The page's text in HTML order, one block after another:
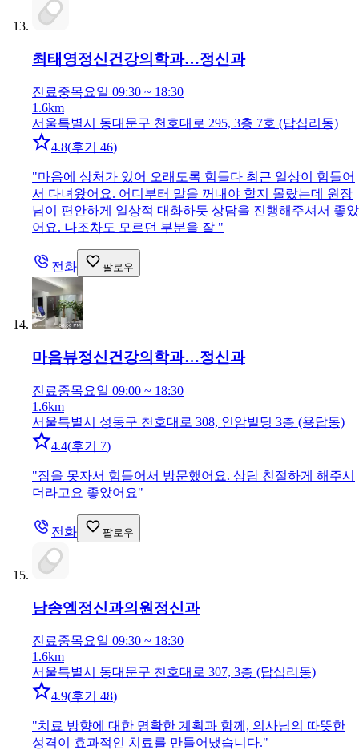
최태영정신건강의학과…정신과
진료중목요일 09:30 ~ 18:30
1.6km
서울특별시 동대문구 천호대로 295, 3층 7호 (답십리동)
4.8(후기 46)
"마음에 상처가 있어 오래도록 힘들다 최근 일상이 힘들어
서 다녀왔어요. 어디부터 말을 꺼내야 할지 몰랐는데 원장
님이 편안하게 일상적 대화하듯 상담을 진행해주셔서 좋았
어요. 나조차도 모르던 부분을 잘 "
전화 팔로우
마음뷰정신건강의학과…정신과
진료중목요일 09:00 ~ 18:30
1.6km
서울특별시 성동구 천호대로 308, 인암빌딩 3층 (용답동)
4.4(후기 7)
"잠을 못자서 힘들어서 방문했어요. 상담 친절하게 해주시
더라고요 좋았어요"
전화 팔로우
남송엠정신과의원 정신과
진료중목요일 09:30 ~ 18:30
1.6km
서울특별시 동대문구 천호대로 307, 3층 (답십리동)
4.9(후기 48)
"치료 방향에 대한 명확한 계획과 함께, 의사님의 따뜻한
성격이 효과적인 치료를 만들어냈습니다."